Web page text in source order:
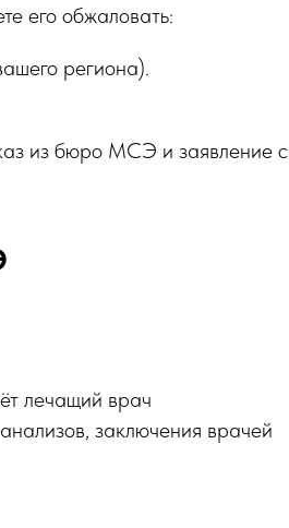
его обжаловать:
региона).
из бюро МСЭ и заявление с
лечащий врач
заключения врачей